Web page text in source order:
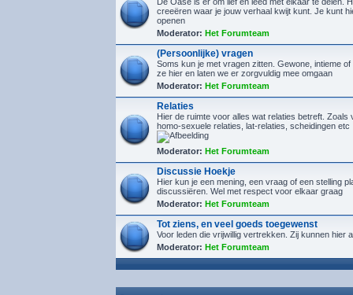
creeëren waar je jouw verhaal kwijt kunt. Je kunt
openen
Moderator: Het Forumteam
(Persoonlijke) vragen
Soms kun je met vragen zitten. Gewone, intieme
ze hier en laten we er zorgvuldig mee omgaan
Moderator: Het Forumteam
Relaties
Hier de ruimte voor alles wat relaties betreft. Zoals
homo-sexuele relaties, lat-relaties, scheidingen etc
Moderator: Het Forumteam
Discussie Hoekje
Hier kun je een mening, een vraag of een stelling
discussiëren. Wel met respect voor elkaar graag
Moderator: Het Forumteam
Tot ziens, en veel goeds toegewenst
Voor leden die vrijwillig vertrekken. Zij kunnen hier
Moderator: Het Forumteam